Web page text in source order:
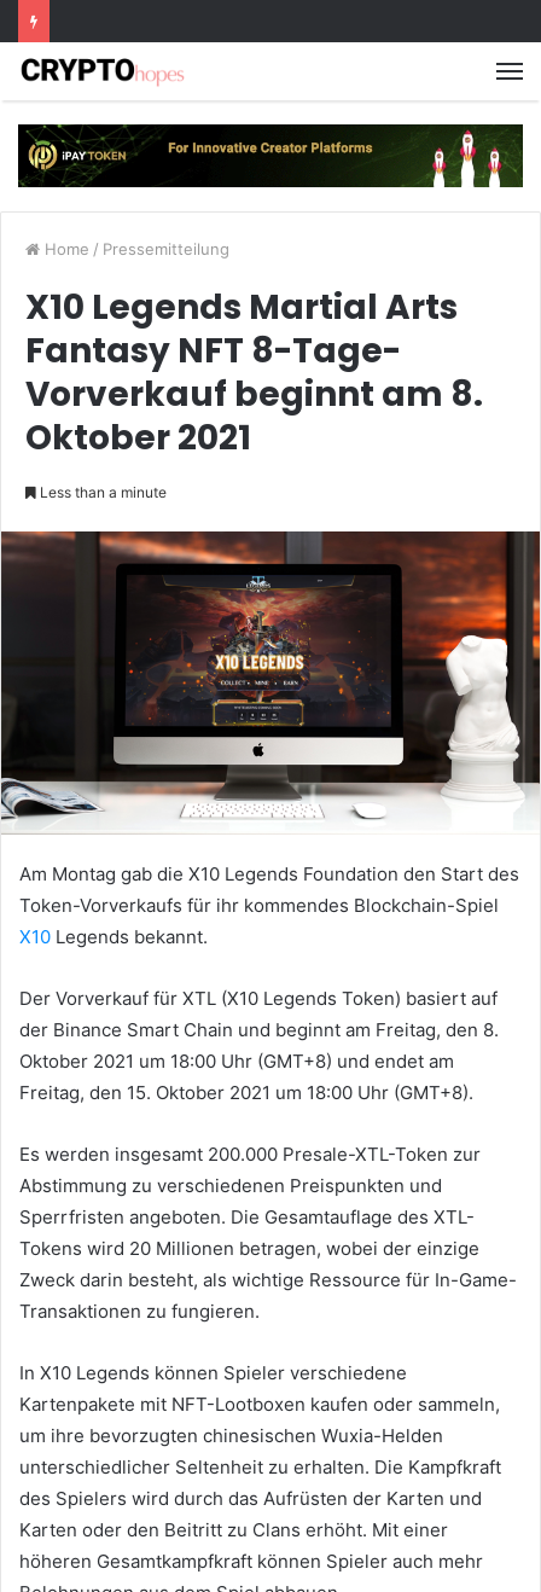
Home / Pressemitteilung
X10 Legends Martial Arts
Fantasy NFT 8-Tage-
Vorverkauf beginnt am 8.
Oktober 2021
Less than a minute
Am Montag gab die X10 Legends Foundation den Start des
Token-Vorverkaufs für ihr kommendes Blockchain-Spiel
X10 Legends bekannt.
Der Vorverkauf für XTL (X10 Legends Token) basiert auf
der Binance Smart Chain und beginnt am Freitag, den 8.
Oktober 2021 um 18:00 Uhr (GMT+8) und endet am
Freitag, den 15. Oktober 2021 um 18:00 Uhr (GMT+8).
Es werden insgesamt 200.000 Presale-XTL-Token zur
Abstimmung zu verschiedenen Preispunkten und
Sperrfristen angeboten. Die Gesamtauflage des XTL-
Tokens wird 20 Millionen betragen, wobei der einzige
Zweck darin besteht, als wichtige Ressource für In-Game-
Transaktionen zu fungieren.
In X10 Legends können Spieler verschiedene
Kartenpakete mit NFT-Lootboxen kaufen oder sammeln,
um ihre bevorzugten chinesischen Wuxia-Helden
unterschiedlicher Seltenheit zu erhalten. Die Kampfkraft
des Spielers wird durch das Aufrüsten der Karten und
Karten oder den Beitritt zu Clans erhöht. Mit einer
höheren Gesamtkampfkraft können Spieler auch mehr